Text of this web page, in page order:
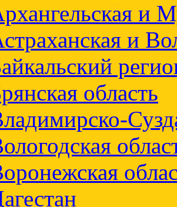
и
и
область